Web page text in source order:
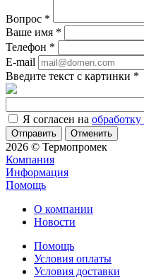
Вопрос *
Ваше имя *
Телефон *
E-mail
Введите текст с картинки *
Я согласен на
Отменить
2026 © Термопромек
Компания
Информация
Помощь
О компании
Новости
Помощь
Условия оплаты
Условия доставки